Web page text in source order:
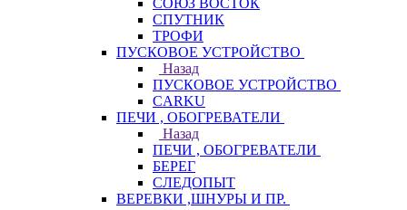
СОЮЗ ВОСТОК
СПУТНИК
ТРОФИ
ПУСКОВОЕ УСТРОЙСТВО
Назад
ПУСКОВОЕ УСТРОЙСТВО
CARKU
ПЕЧИ , ОБОГРЕВАТЕЛИ
Назад
ПЕЧИ , ОБОГРЕВАТЕЛИ
БЕРЕГ
СЛЕДОПЫТ
ВЕРЕВКИ ,ШНУРЫ И ПР.